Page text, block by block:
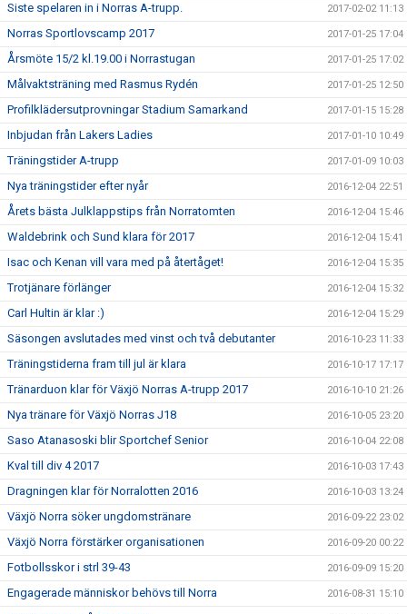
Siste spelaren in i Norras A-trupp. 2017-02-02 11:13
Norras Sportlovscamp 2017 2017-01-25 17:04
Årsmöte 15/2 kl.19.00 i Norrastugan 2017-01-25 17:02
Målvaktsträning med Rasmus Rydén 2017-01-25 12:50
Profilklädersutprovningar Stadium Samarkand 2017-01-15 15:28
Inbjudan från Lakers Ladies 2017-01-10 10:49
Träningstider A-trupp 2017-01-09 10:03
Nya träningstider efter nyår 2016-12-04 22:51
Årets bästa Julklappstips från Norratomten 2016-12-04 15:46
Waldebrink och Sund klara för 2017 2016-12-04 15:41
Isac och Kenan vill vara med på återtåget! 2016-12-04 15:35
Trotjänare förlänger 2016-12-04 15:32
Carl Hultin är klar :) 2016-12-04 15:29
Säsongen avslutades med vinst och två debutanter 2016-10-23 11:33
Träningstiderna fram till jul är klara 2016-10-17 17:17
Tränarduon klar för Växjö Norras A-trupp 2017 2016-10-10 21:26
Nya tränare för Växjö Norras J18 2016-10-05 23:20
Saso Atanasoski blir Sportchef Senior 2016-10-04 22:08
Kval till div 4 2017 2016-10-03 17:43
Dragningen klar för Norralotten 2016 2016-10-03 13:24
Växjö Norra söker ungdomstränare 2016-09-22 23:02
Växjö Norra förstärker organisationen 2016-09-20 00:22
Fotbollsskor i strl 39-43 2016-09-09 15:20
Engagerade människor behövs till Norra 2016-08-31 15:10